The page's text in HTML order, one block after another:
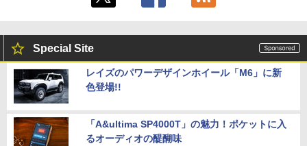
Special Site
レイズのパワーデザインホイール「M6」に新
色登場!!
「A&ultima SP4000T」の魅力！ポケットに入
るオーディオの醍醐味